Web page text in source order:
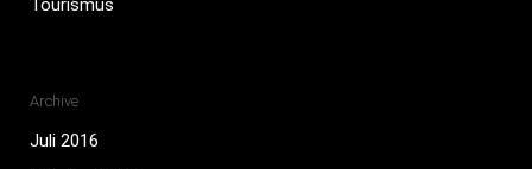
Tourismus
Archive
Juli 2016